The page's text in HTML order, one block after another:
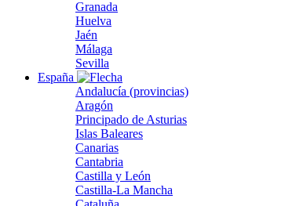
Granada
Huelva
Jaén
Málaga
Sevilla
España
Andalucía (provincias)
Aragón
Principado de Asturias
Islas Baleares
Canarias
Cantabria
Castilla y León
Castilla-La Mancha